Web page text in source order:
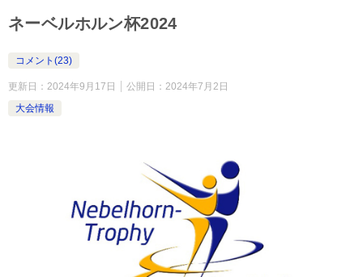
ネーベルホルン杯2024
コメント(23)
更新日： 2024年9月17日 公開日： 2024年7月2日
大会情報